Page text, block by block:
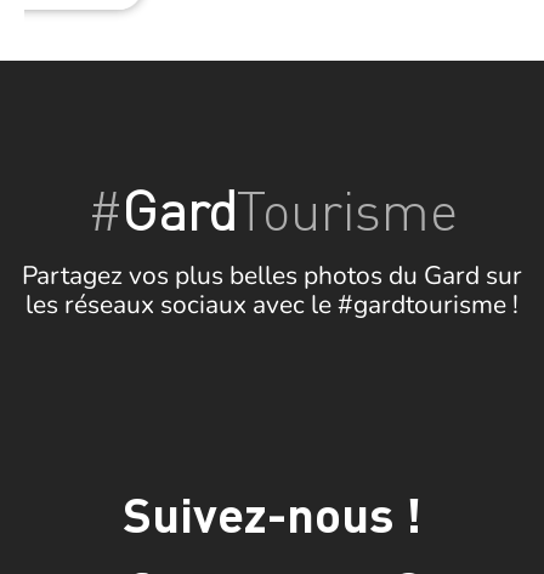
#GardTourisme
Partagez vos plus belles photos du Gard sur
les réseaux sociaux avec le #gardtourisme !
Suivez-nous !